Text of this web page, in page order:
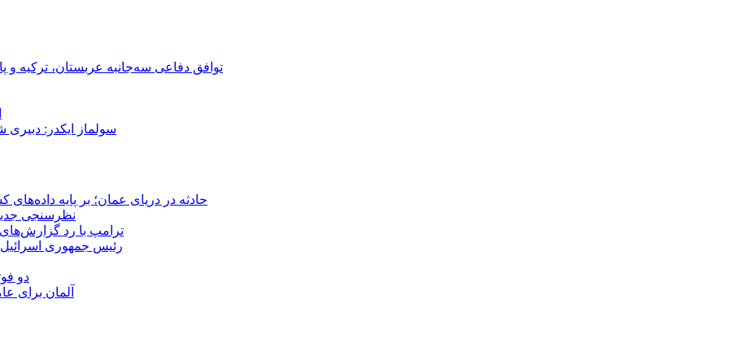
توافق دفاعی سه‌جانبه عربستان، ترکیه
سولماز ایکدر:
حادثه در دریای عمان؛ بر پایه
نظرسنجی
ترامپ با رد گزارش‌های
رئیس‌ جمهوری
دو
آلمان برای